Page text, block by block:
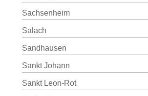
Sachsenheim
Salach
Sandhausen
Sankt Johann
Sankt Leon-Rot